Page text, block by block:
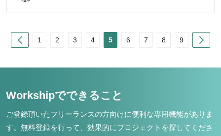
Prev1 2 3 4 5 6 7 8 9
Workshipでできること
ご登録頂いたフリーランスの方向けに便利な専用機能がありま
す。 無料登録を行って、効果的にプロジェクトを探してくださ